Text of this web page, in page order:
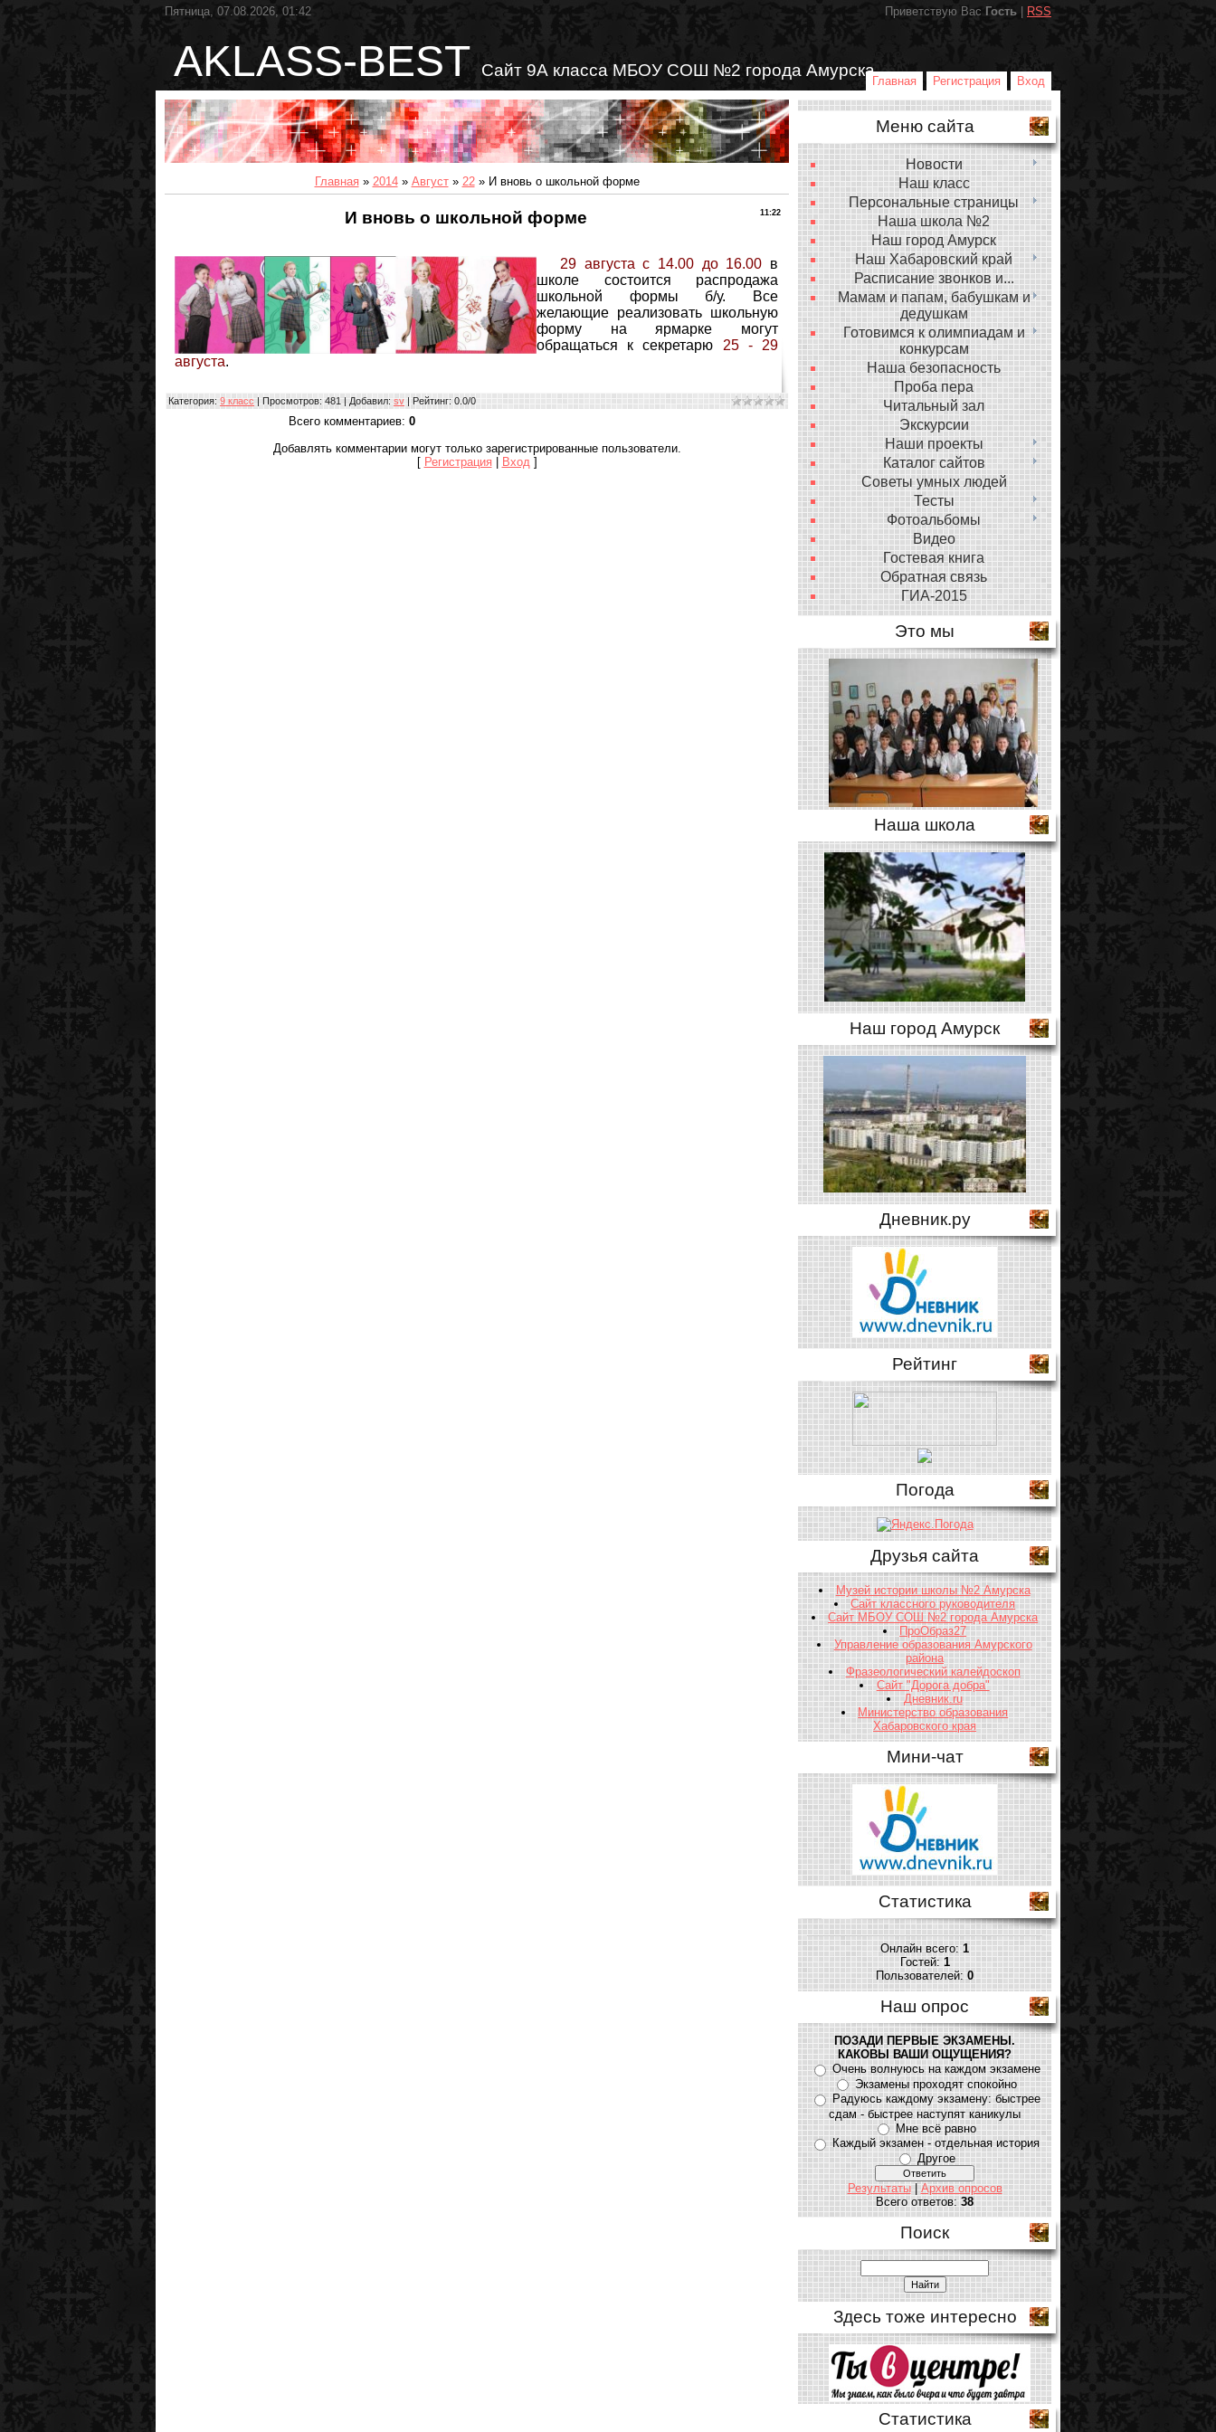
Пятница, 07.08.2026, 01:42 Приветствую Вас Гость RSS
AKLASS-BEST Сайт 9А класса МБОУ СОШ №2 города Амурска
Главная Регистрация Вход
Главная » 2014 » Август » 22» И вновь о школьной форме
11:22
И вновь о школьной форме
29 августа с 14.00 до 16.00 в
школе состоится распродажа
школьной формы б/у. Все
желающие реализовать школьную
форму на ярмарке могут
обращаться к секретарю 25 - 29
августа.
Категория: 9 класс | Просмотров: 481 | Добавил: sv | Рейтинг: 0.0/0
Всего комментариев: 0
Добавлять комментарии могут только зарегистрированные пользователи.
[ Регистрация Вход ]
Меню сайта
Новости
Наш класс
Персональные страницы
Наша школа №2
Наш город Амурск
Наш Хабаровский край
Расписание звонков и...
Мамам и папам, бабушкам и
дедушкам
Готовимся к олимпиадам и
конкурсам
Наша безопасность
Проба пера
Читальный зал
Экскурсии
Наши проекты
Каталог сайтов
Советы умных людей
Тесты
Фотоальбомы
Видео
Гостевая книга
Обратная связь
ГИА-2015
Это мы
Наша школа
Наш город Амурск
Дневник.ру
Рейтинг
Погода
Друзья сайта
Музей истории школы №2 Амурска
Сайт классного руководителя
Сайт МБОУ СОШ №2 города Амурска
ПроОбраз27
Управление образования Амурского
района
Фразеологический калейдоскоп
Сайт "Дорога добра"
Дневник.ru
Министерство образования
Хабаровского края
Мини-чат
Статистика
Онлайн всего:1
Гостей:1
Пользователей:0
Наш опрос
ПОЗАДИ ПЕРВЫЕ ЭКЗАМЕНЫ.
КАКОВЫ ВАШИ ОЩУЩЕНИЯ?
Очень волнуюсь на каждом экзамене
Экзамены проходят спокойно
Радуюсь каждому экзамену: быстрее
сдам - быстрее наступят каникулы
Мне всё равно
Каждый экзамен - отдельная история
Другое
Результаты|Архив опросов
Всего ответов:38
Поиск
Здесь тоже интересно
Статистика